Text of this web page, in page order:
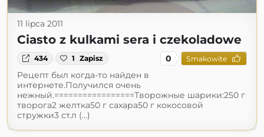
11 lipca 2011
Ciasto z kulkami sera i czekoladowe
434 1 Zapisz 0 Smakowite
Рецепт был когда-то найден в
интернете.Получился очень
нежный.=================Творожные шарики:250 г
творога2 желтка50 г сахара50 г кокосовой
стружки3 ст.л (...)